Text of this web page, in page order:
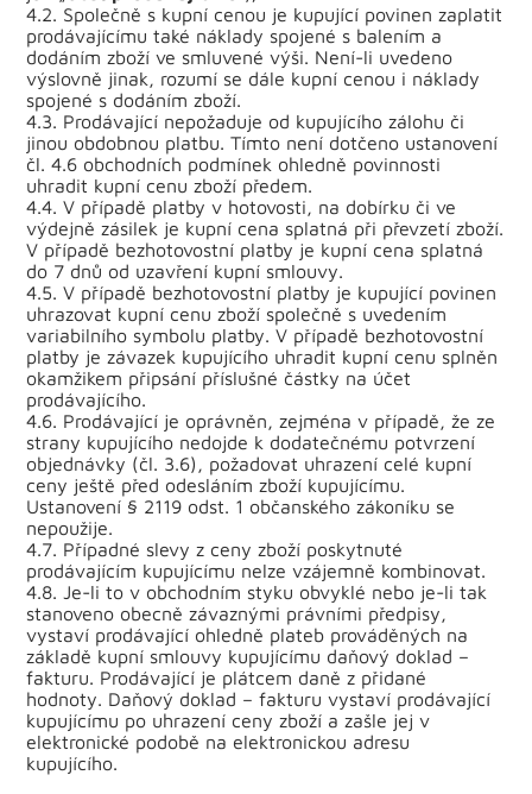
4.2. Společně s kupní cenou je kupující povinen zaplatit
prodávajícímu také náklady spojené s balením a
dodáním zboží ve smluvené výši. Není-li uvedeno
výslovně jinak, rozumí se dále kupní cenou i náklady
spojené s dodáním zboží.
4.3. Prodávající nepožaduje od kupujícího zálohu či
jinou obdobnou platbu. Tímto není dotčeno ustanovení
čl. 4.6 obchodních podmínek ohledně povinnosti
uhradit kupní cenu zboží předem.
4.4. V případě platby v hotovosti, na dobírku či ve
výdejně zásilek je kupní cena splatná při převzetí zboží.
V případě bezhotovostní platby je kupní cena splatná
do 7 dnů od uzavření kupní smlouvy.
4.5. V případě bezhotovostní platby je kupující povinen
uhrazovat kupní cenu zboží společně s uvedením
variabilního symbolu platby. V případě bezhotovostní
platby je závazek kupujícího uhradit kupní cenu splněn
okamžikem připsání příslušné částky na účet
prodávajícího.
4.6. Prodávající je oprávněn, zejména v případě, že ze
strany kupujícího nedojde k dodatečnému potvrzení
objednávky (čl. 3.6), požadovat uhrazení celé kupní
ceny ještě před odesláním zboží kupujícímu.
Ustanovení § 2119 odst. 1 občanského zákoníku se
nepoužije.
4.7. Případné slevy z ceny zboží poskytnuté
prodávajícím kupujícímu nelze vzájemně kombinovat.
4.8. Je-li to v obchodním styku obvyklé nebo je-li tak
stanoveno obecně závaznými právními předpisy,
vystaví prodávající ohledně plateb prováděných na
základě kupní smlouvy kupujícímu daňový doklad –
fakturu. Prodávající je plátcem daně z přidané
hodnoty. Daňový doklad – fakturu vystaví prodávající
kupujícímu po uhrazení ceny zboží a zašle jej v
elektronické podobě na elektronickou adresu
kupujícího.